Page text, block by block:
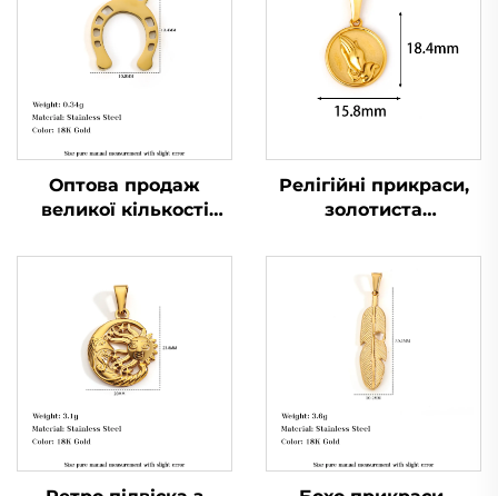
Оптова продаж
великої кількості
талисманів удачі, з
нержавіючої сталі,
прикраси
Релігійні прикраси,
золотиста
молящими руками у
колі, чоловіча
брелок-підвіска